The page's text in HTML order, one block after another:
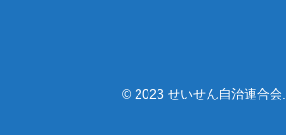
© 2023 せいせん自治連合会.